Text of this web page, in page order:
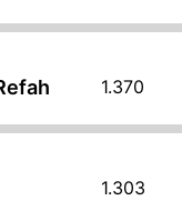
1.370
1.303